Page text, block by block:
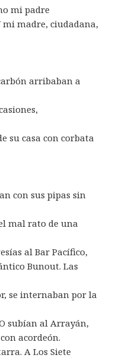
mi padre
mi madre, ciudadana,
arribaban a
su casa con corbata
con sus pipas sin
mal rato de una
al Bar Pacífico,
Bunout. Las
se internaban por la
subían al Arrayán,
acordeón.
A Los Siete